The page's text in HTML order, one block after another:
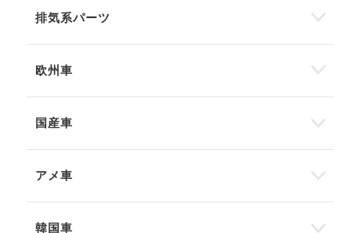
排気系パーツ
欧州車
国産車
アメ車
韓国車